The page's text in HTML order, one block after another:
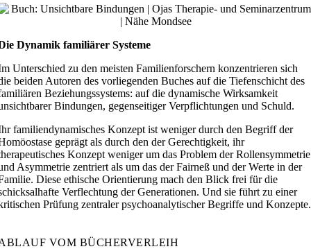
Dynamik familiärer Systeme
Unterschied zu den meisten Familienforschern konzentrieren sich
beiden Autoren des vorliegenden Buches auf die Tiefenschicht des
Beziehungssystems: auf die dynamische Wirksamkeit
Bindungen, gegenseitiger Verpflichtungen und Schuld.
familiendynamisches Konzept ist weniger durch den Begriff der
geprägt als durch den der Gerechtigkeit, ihr
Konzept weniger um das Problem der Rollensymmetrie
Asymmetrie zentriert als um das der Fairneß und der Werte in der
Diese ethische Orientierung mach den Blick frei für die
Verflechtung der Generationen. Und sie führt zu einer
Prüfung zentraler psychoanalytischer Begriffe und Konzepte.
VOM BÜCHERVERLEIH